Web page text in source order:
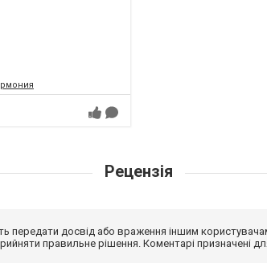
Рецензія
передати досвід або враження іншим
правильне рішення. Коментарі призначені